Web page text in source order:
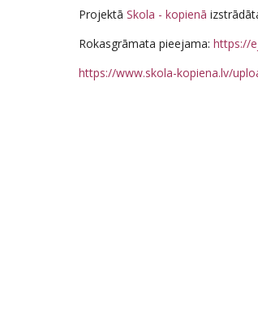
Projektā Skola - kopienā
Rokasgrāmata pieejama: https://
https://www.skola-kopiena.lv/